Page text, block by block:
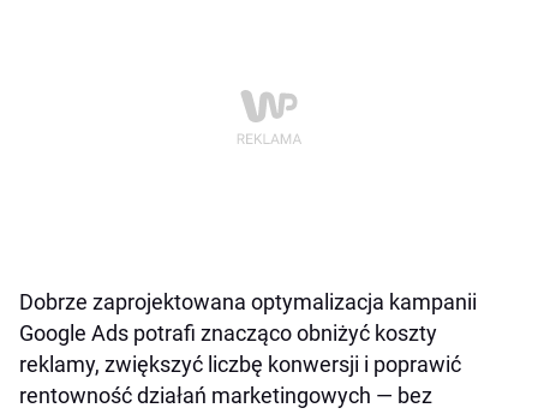
Dobrze zaprojektowana optymalizacja kampanii
Google Ads potrafi znacząco obniżyć koszty
reklamy, zwiększyć liczbę konwersji i poprawić
rentowność działań marketingowych — bez